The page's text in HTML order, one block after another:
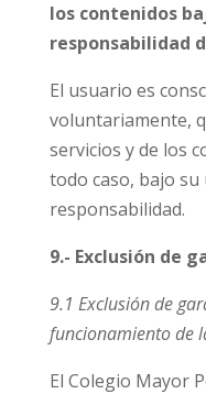
los contenidos
responsabilidad
El usuario es
voluntariamente,
servicios y de los
todo caso, bajo su
responsabilidad.
9.- Exclusión de
9.1 Exclusión de
funcionamiento de
El Colegio Mayor